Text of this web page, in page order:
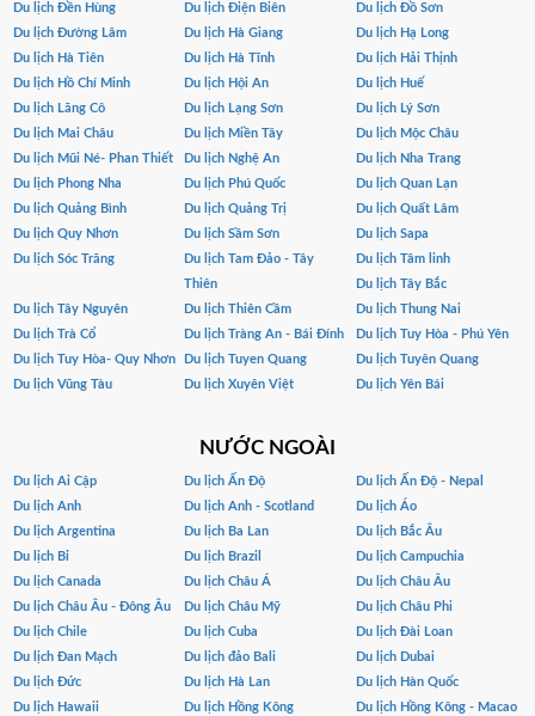
Du lịch Đền Hùng
Du lịch Điện Biên
Du lịch Đồ Sơn
Du lịch Đường Lâm
Du lịch Hà Giang
Du lịch Hạ Long
Du lịch Hà Tiên
Du lịch Hà Tĩnh
Du lịch Hải Thịnh
Du lịch Hồ Chí Minh
Du lịch Hội An
Du lịch Huế
Du lịch Lăng Cô
Du lịch Lạng Sơn
Du lịch Lý Sơn
Du lịch Mai Châu
Du lịch Miền Tây
Du lịch Mộc Châu
Du lịch Mũi Né- Phan Thiết
Du lịch Nghệ An
Du lịch Nha Trang
Du lịch Phong Nha
Du lịch Phú Quốc
Du lịch Quan Lạn
Du lịch Quảng Bình
Du lịch Quảng Trị
Du lịch Quất Lâm
Du lịch Quy Nhơn
Du lịch Sầm Sơn
Du lịch Sapa
Du lịch Sóc Trăng
Du lịch Tam Đảo - Tây
Thiên
Du lịch Tâm linh
Du lịch Tây Bắc
Du lịch Tây Nguyên
Du lịch Thiên Cầm
Du lịch Thung Nai
Du lịch Trà Cổ
Du lịch Tràng An - Bái Đính
Du lịch Tuy Hòa - Phú Yên
Du lịch Tuy Hòa- Quy Nhơn
Du lịch Tuyen Quang
Du lịch Tuyên Quang
Du lịch Vũng Tàu
Du lịch Xuyên Việt Du lịch Yên Bái
NƯỚC NGOÀI
Du lịch Ai Cập Du lịch Ấn Độ
Du lịch Ấn Độ - Nepal
Du lịch Anh
Du lịch Anh - Scotland
Du lịch Áo
Du lịch Argentina
Du lịch Ba Lan
Du lịch Bắc Âu
Du lịch Bỉ
Du lịch Brazil
Du lịch Campuchia
Du lịch Canada
Du lịch Châu Á
Du lịch Châu Âu
Du lịch Châu Âu - Đông Âu
Du lịch Châu Mỹ
Du lịch Châu Phi
Du lịch Chile
Du lịch Cuba
Du lịch Đài Loan
Du lịch Đan Mạch
Du lịch đảo Bali
Du lịch Dubai
Du lịch Đức
Du lịch Hà Lan
Du lịch Hàn Quốc
Du lịch Hawaii
Du lịch Hồng Kông
Du lịch Hồng Kông - Macao